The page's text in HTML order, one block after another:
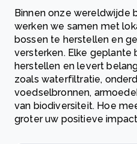
Binnen onze wereldwijde
werken we samen met
bossen te herstellen en
versterken. Elke geplante
herstellen en levert
zoals waterfiltratie,
voedselbronnen,
van biodiversiteit. Hoe
groter uw positieve